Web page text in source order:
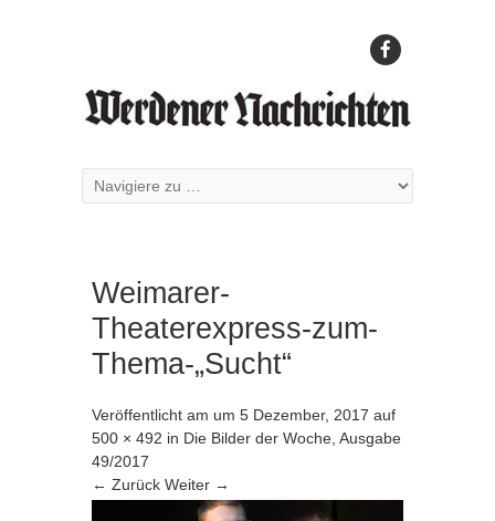
Weimarer-
Theaterexpress-zum-
Thema-„Sucht“
Veröffentlicht am um 5 Dezember, 2017 auf
500 × 492 in Die Bilder der Woche, Ausgabe
49/2017
← Zurück Weiter →